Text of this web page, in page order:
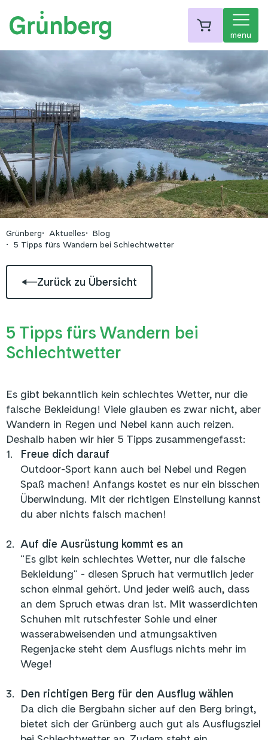
menu
Grünberg Aktuelles
Blog
5 Tipps fürs Wandern bei Schlechtwetter
Zurück zu Übersicht
5 Tipps fürs Wandern bei
Schlechtwetter
Es gibt bekanntlich kein schlechtes Wetter, nur die
falsche Bekleidung! Viele glauben es zwar nicht, aber
Wandern in Regen und Nebel kann auch reizen.
Deshalb haben wir hier 5 Tipps zusammengefasst:
1.
Freue dich darauf
Outdoor-Sport kann auch bei Nebel und Regen
Spaß machen! Anfangs kostet es nur ein bisschen
Überwindung. Mit der richtigen Einstellung kannst
du aber nichts falsch machen!
2. Auf die Ausrüstung kommt es an
"Es gibt kein schlechtes Wetter, nur die falsche
Bekleidung" - diesen Spruch hat vermutlich jeder
schon einmal gehört. Und jeder weiß auch, dass
an dem Spruch etwas dran ist. Mit wasserdichten
Schuhen mit rutschfester Sohle und einer
wasserabweisenden und atmungsaktiven
Regenjacke steht dem Ausflugs nichts mehr im
Wege!
3.
Den richtigen Berg für den Ausflug wählen
Da dich die Bergbahn sicher auf den Berg bringt,
bietet sich der Grünberg auch gut als Ausflugsziel